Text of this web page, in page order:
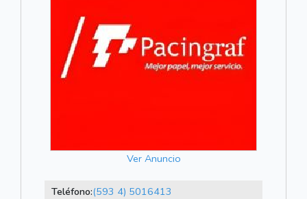
Ver Anuncio
Teléfono:(593 4) 5016413